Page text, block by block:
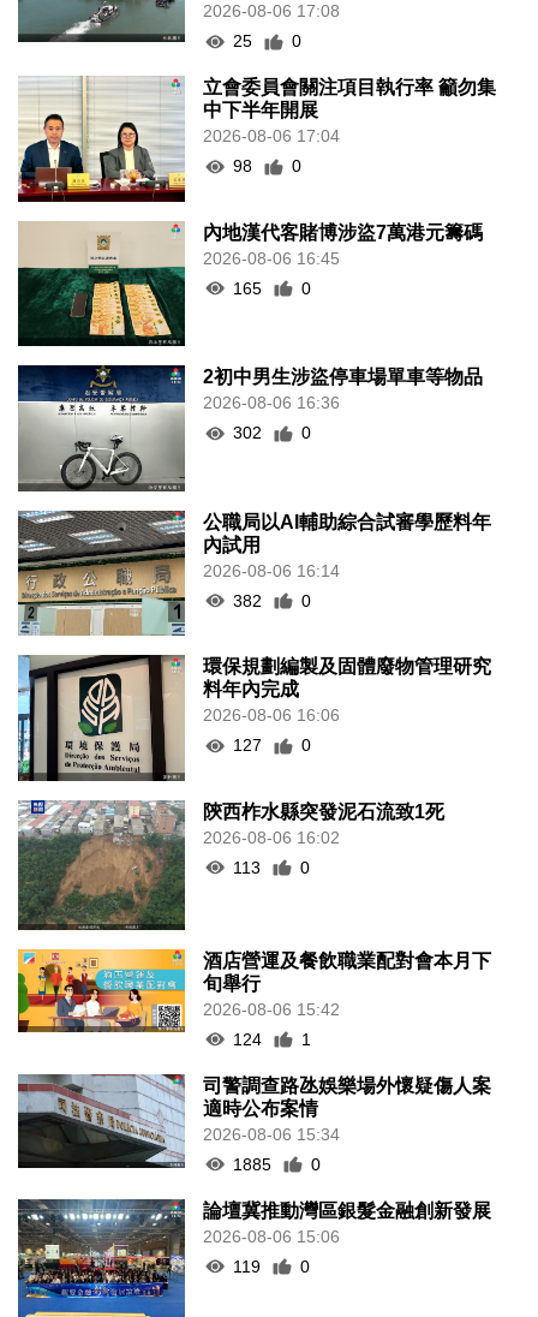
2026-08-06 17:08
25
0
立會委員會關注項目執行率 籲勿集
中下半年開展
2026-08-06 17:04
98
0
內地漢代客賭博涉盜7萬港元籌碼
2026-08-06 16:45
165
0
2初中男生涉盜停車場單車等物品
2026-08-06 16:36
302
0
公職局以AI輔助綜合試審學歷料年
內試用
2026-08-06 16:14
382
0
環保規劃編製及固體廢物管理研究
料年內完成
2026-08-06 16:06
127
0
陝西柞水縣突發泥石流致1死
2026-08-06 16:02
113
0
酒店營運及餐飲職業配對會本月下
旬舉行
2026-08-06 15:42
124
1
司警調查路氹娛樂場外懷疑傷人案
適時公布案情
2026-08-06 15:34
1885
0
論壇冀推動灣區銀髮金融創新發展
2026-08-06 15:06
119
0